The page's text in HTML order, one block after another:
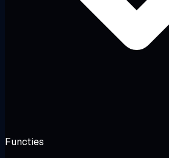
Functies